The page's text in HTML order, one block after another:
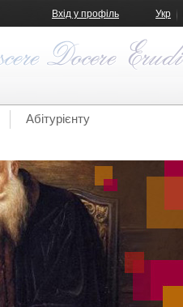
Укр
Вхід у профіль
Абітурієнту